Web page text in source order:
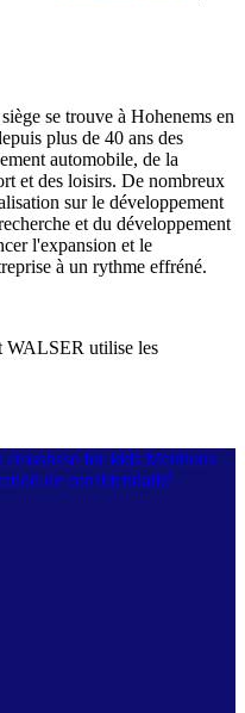
se trouve à Hohenems en
plus de 40 ans des
automobile, de la
et des loisirs. De nombreux
sur le développement
et du développement
l'expansion et le
à un rythme effréné.
WALSER utilise les
crossbase for kids Mentions
de confidentialité